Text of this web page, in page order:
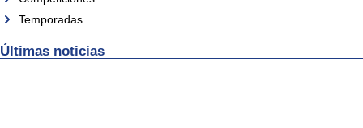
Temporadas
Últimas noticias